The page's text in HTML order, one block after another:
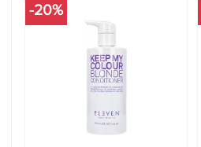
-20%